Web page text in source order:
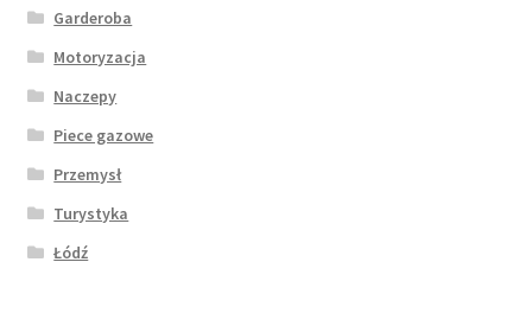
Garderoba
Motoryzacja
Naczepy
Piece gazowe
Przemysł
Turystyka
Łódź